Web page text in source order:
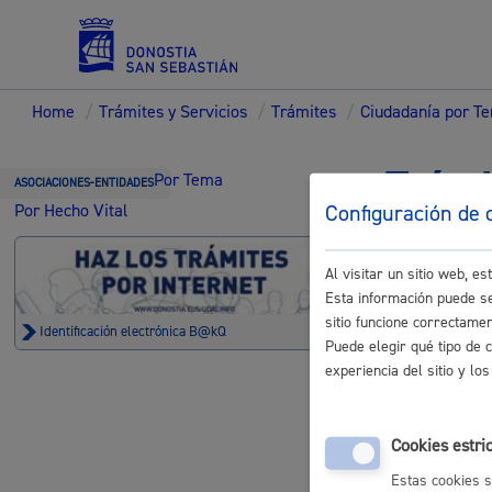
Servicios
Padrón y asuntos personales
Home / Trámites y Servicios / Trámites / Ciudadanía por
ASOCIACIONES-ENTIDADESPor Tema
Por Hecho Vital
Identificación electrónica B@kQ
Actos -
Bodas
Configuración de
Al visitar un sitio web,
Esta información puede
sitio funcione
Puede elegir qué tipo de
experiencia del sitio y
Cookies
Estas cookies